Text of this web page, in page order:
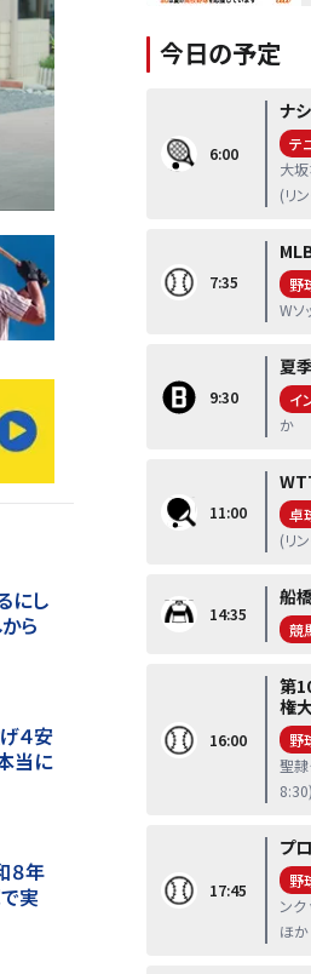
にし
ら
４安
当に
８年
実
今日の予定
6:00
ナ
テ
大
(リ
7:35 野
Wソ
9:30
夏
イ
か
11:00 卓
(リ
14:35
船
競
16:00
第
権
野
聖隷
8:30)
17:45
プ
野
ン
ほか